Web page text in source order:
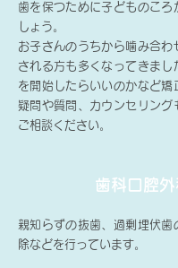
歯を保つために子どものころ
しょう。
お子さんのうちから噛み合わ
される方も多くなってきまし
を開始したらいいのかなど矯
疑問や質問、カウンセリング
ご相談ください。
歯科口腔外
親知らずの抜歯、過剰埋伏歯
除などを行っています。